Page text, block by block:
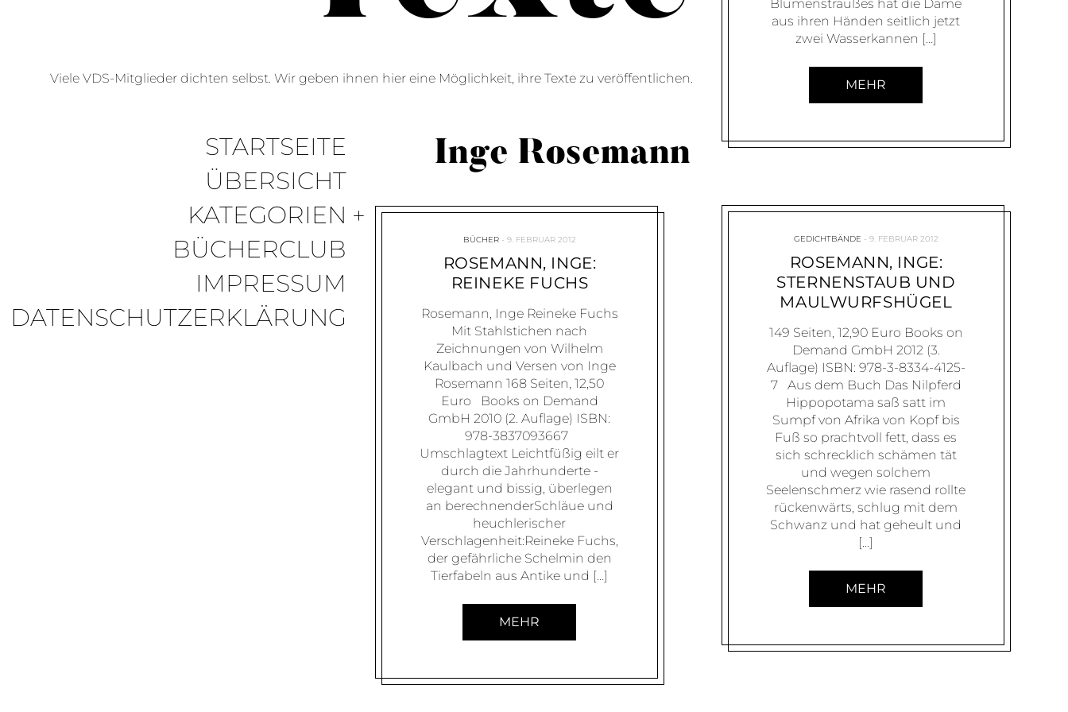
Viele VDS-Mitglieder dichten selbst. Wir geben ihnen hier eine Möglichkeit, ihre Texte zu veröffentlichen.
STARTSEITE
ÜBERSICHT
KATEGORIEN
BÜCHERCLUB
IMPRESSUM
DATENSCHUTZERKLÄRUNG
Inge Rosemann
BÜCHER 9. FEBRUAR 2012
ROSEMANN, INGE:
REINEKE FUCHS
Rosemann, Inge Reineke Fuchs
Mit Stahlstichen nach
Zeichnungen von Wilhelm
Kaulbach und Versen von Inge
Rosemann 168 Seiten, 12,50
Euro Books on Demand
GmbH 2010 (2. Auflage) ISBN:
978-3837093667
Umschlagtext Leichtfüßig eilt er
durch die Jahrhunderte -
elegant und bissig, überlegen
an berechnenderSchläue und
heuchlerischer
Verschlagenheit:Reineke Fuchs,
der gefährliche Schelmin den
Tierfabeln aus Antike und […]
MEHR
Blumenstraußes hat die Dame
aus ihren Händen seitlich jetzt
zwei Wasserkannen […]
MEHR
GEDICHTBÄNDE 9. FEBRUAR 2012
ROSEMANN, INGE:
STERNENSTAUB UND
MAULWURFSHÜGEL
149 Seiten, 12,90 Euro Books on
Demand GmbH 2012 (3.
Auflage) ISBN: 978-3-8334-4125-
7 Aus dem Buch Das Nilpferd
Hippopotama saß satt im
Sumpf von Afrika von Kopf bis
Fuß so prachtvoll fett, dass es
sich schrecklich schämen tät
und wegen solchem
Seelenschmerz wie rasend rollte
rückenwärts, schlug mit dem
Schwanz und hat geheult und
[…]
MEHR